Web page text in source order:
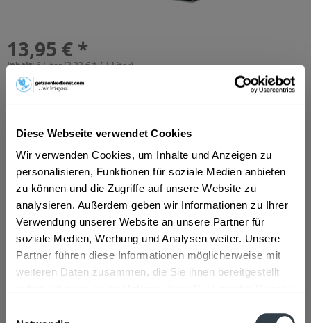
Diese Webseite verwendet Cookies
Wir verwenden Cookies, um Inhalte und Anzeigen zu
personalisieren, Funktionen für soziale Medien anbieten
zu können und die Zugriffe auf unsere Website zu
analysieren. Außerdem geben wir Informationen zu Ihrer
Verwendung unserer Website an unsere Partner für
soziale Medien, Werbung und Analysen weiter. Unsere
Partner führen diese Informationen möglicherweise mit
weiteren Daten zusammen, die Sie ihnen bereitgestellt
13,95 € *
Inhalt:6 Liter (2,33 € * / 1 Liter)
inkl. MwSt. zzgl. Lieferkosten
Vorrätig
+2,40 € Pfand
In den Warenkorb
Hinzugefügt
Artikel-Nr.: 26526
Beschreibung
mehr
Apfelsaft, Antioxidationsmittel L-Ascorbinsäure
mehr